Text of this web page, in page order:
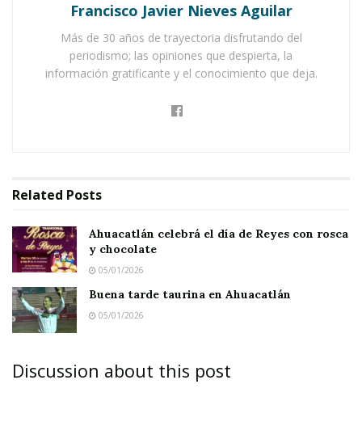
Francisco Javier Nieves Aguilar
Más de 30 años de trayectoria disfrutando del
periodismo; las opiniones que despierta, la
información gratificante y el conocimiento que deja.
Related Posts
Ahuacatlán celebrá el día de Reyes con rosca
y chocolate
05/01/2026
Buena tarde taurina en Ahuacatlán
05/01/2026
Discussion about this post